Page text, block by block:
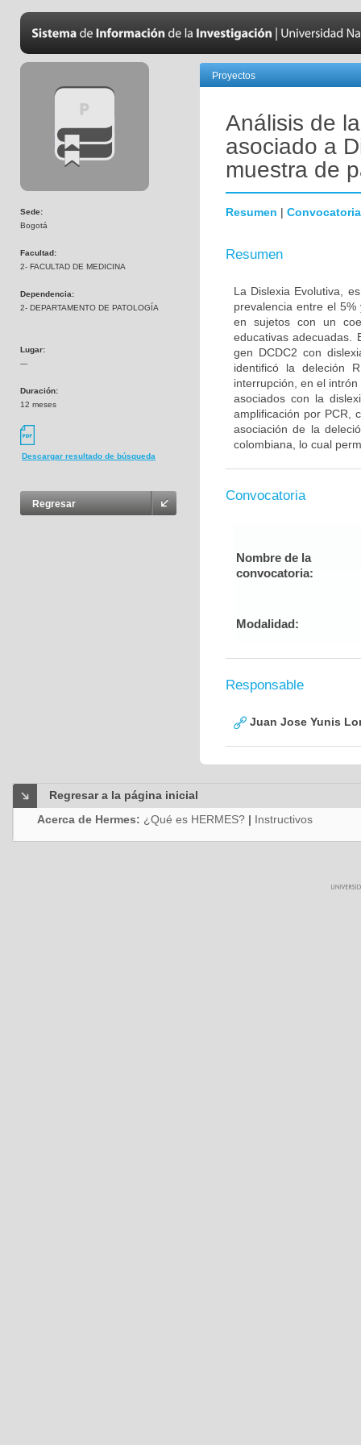
Sede:
Bogotá
Facultad:
2- FACULTAD DE MEDICINA
Dependencia:
2- DEPARTAMENTO DE PATOLOGÍA
Lugar:
---
Duración:
12 meses
Descargar resultado de búsqueda
Regresar
Proyectos
Análisis de
asociado a
muestra de
Resumen | Convocatoria
Resumen
La Dislexia Evolutiva,
prevalencia entre el
en sujetos con un
educativas adecuadas.
gen DCDC2 con
identificó la deleción
interrupción, en el
asociados con la
amplificación por PCR,
asociación de la
colombiana, lo cual
Convocatoria
Nombre de la
convocatoria:
Modalidad:
Responsable
Juan Jose Yunis
Regresar a la página inicial
Acerca de Hermes: ¿Qué es HERMES? | Instructivos